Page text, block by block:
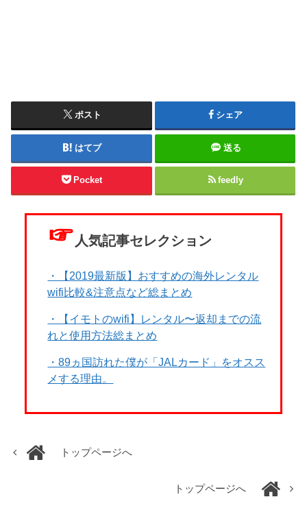
ポスト シェア
はてブ 送る
Pocket feedly
☞ 人気記事セレクション
・【2019最新版】おすすめの海外レンタル
wifi比較&注意点など総まとめ
・【イモトのwifi】レンタル〜返却までの流
れと使用方法総まとめ
・89ヵ国訪れた僕が「JALカード」をオスス
メする理由。
トップページへ
トップページへ